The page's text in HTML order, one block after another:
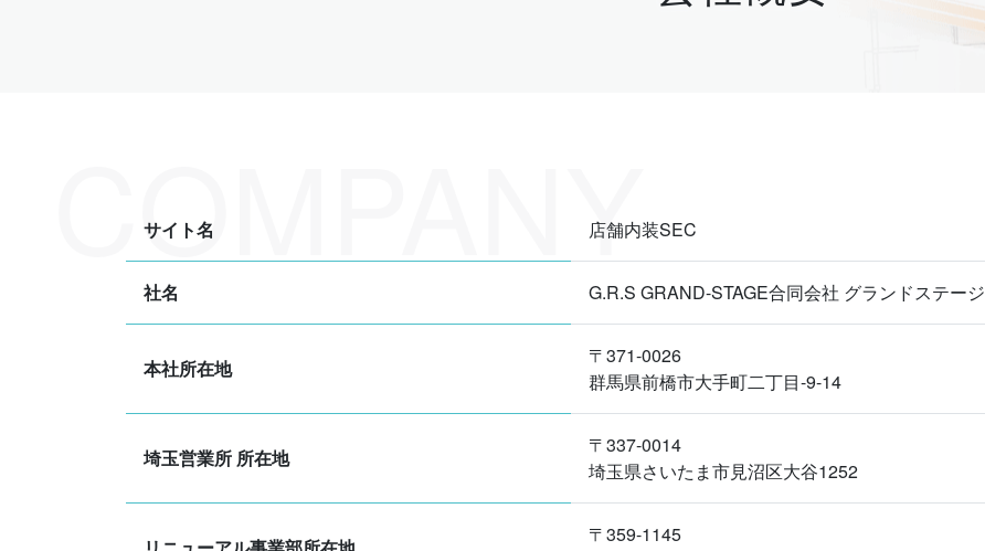
サイト名 店舗内装SEC
社名 G.R.S GRAND-STAGE合同会社 グランドステージ
本社所在地
〒371-0026
群馬県前橋市大手町二丁目-9-14
埼玉営業所 所在地
〒337-0014
埼玉県さいたま市見沼区大谷1252
〒359-1145